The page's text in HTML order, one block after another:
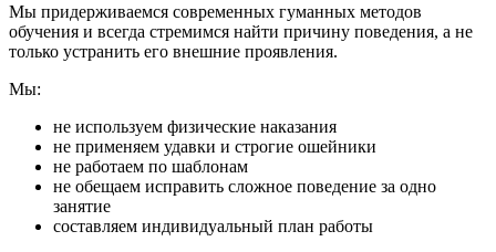
Мы придерживаемся современных гуманных методов
обучения и всегда стремимся найти причину поведения, а не
только устранить его внешние проявления.
Мы:
не используем физические наказания
не применяем удавки и строгие ошейники
не работаем по шаблонам
не обещаем исправить сложное поведение за одно
занятие
составляем индивидуальный план работы